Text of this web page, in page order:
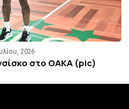
2026
στο ΟΑΚΑ (pic)